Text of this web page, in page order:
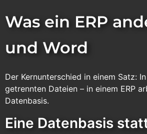
Was ein ERP
und Word
Der Kernunterschied in einem Satz:
getrennten Dateien – in einem ERP
Datenbasis.
Eine Datenbasis